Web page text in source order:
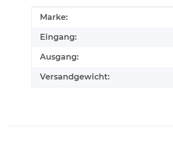
Produkteigenschaft
Wert
Marke:
Eingang:
Ausgang:
Versandgewicht: